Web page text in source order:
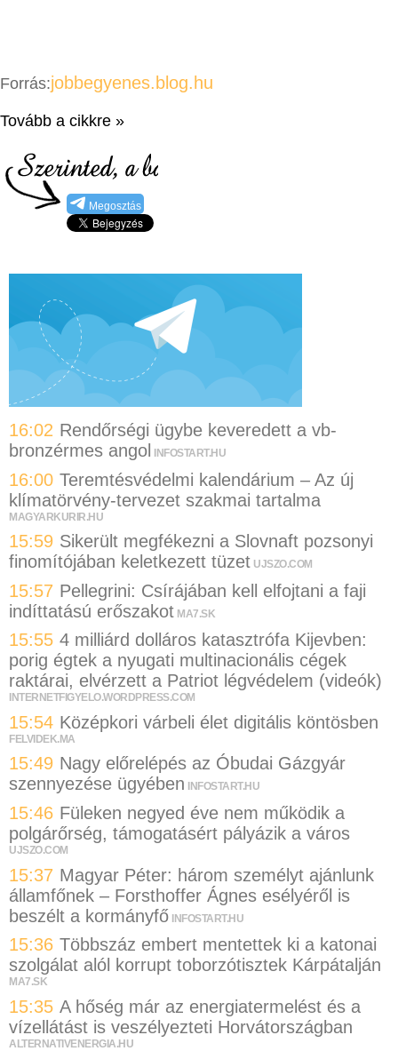
Forrás:jobbegyenes.blog.hu
Tovább a cikkre »
Megosztás
16:02 Rendőrségi ügybe keveredett a vb-
bronzérmes angol
INFOSTART.HU
16:00 Teremtésvédelmi kalendárium – Az új
klímatörvény-tervezet szakmai tartalma
MAGYARKURIR.HU
15:59 Sikerült megfékezni a Slovnaft pozsonyi
finomítójában keletkezett tüzet UJSZO.COM
15:57 Pellegrini: Csírájában kell elfojtani a faji
indíttatású erőszakot MA7.SK
15:55 4 milliárd dolláros katasztrófa Kijevben:
porig égtek a nyugati multinacionális cégek
raktárai, elvérzett a Patriot légvédelem (videók)
INTERNETFIGYELO.WORDPRESS.COM
15:54 Középkori várbeli élet digitális köntösben
FELVIDEK.MA
15:49 Nagy előrelépés az Óbudai Gázgyár
szennyezése ügyében
INFOSTART.HU
15:46 Füleken negyed éve nem működik a
polgárőrség, támogatásért pályázik a város
UJSZO.COM
15:37 Magyar Péter: három személyt ajánlunk
államfőnek – Forsthoffer Ágnes esélyéről is
beszélt a kormányfő INFOSTART.HU
15:36 Többszáz embert mentettek ki a katonai
szolgálat alól korrupt toborzótisztek Kárpátalján
MA7.SK
15:35 A hőség már az energiatermelést és a
vízellátást is veszélyezteti Horvátországban
ALTERNATIVENERGIA.HU